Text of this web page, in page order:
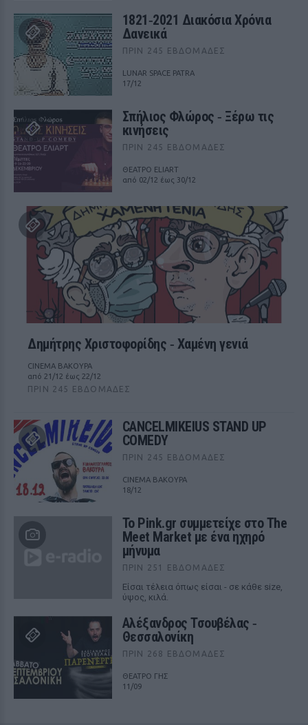
1821‑2021 Διακόσια Χρόνια
Δανεικά
ΠΡΙΝ 245 ΕΒΔΟΜΆΔΕΣ
LUNAR SPACE PATRA
17/12
Σπήλιος Φλώρος ‑ Ξέρω τις
κινήσεις
ΠΡΙΝ 245 ΕΒΔΟΜΆΔΕΣ
ΘΕΑΤΡΟ ELIART
από 02/12 έως 30/12
Δημήτρης Χριστοφορίδης ‑ Χαμένη γενιά
CINEMA ΒΑΚΟΥΡΑ
από 21/12 έως 22/12
ΠΡΙΝ 245 ΕΒΔΟΜΆΔΕΣ
CANCELMIKEIUS STAND UP
COMEDY
ΠΡΙΝ 245 ΕΒΔΟΜΆΔΕΣ
CINEMA ΒΑΚΟΥΡΑ
18/12
Το Pink.gr συμμετείχε στο The
Meet Market με ένα ηχηρό
μήνυμα
ΠΡΙΝ 251 ΕΒΔΟΜΆΔΕΣ
Είσαι τέλεια όπως είσαι - σε κάθε size,
ύψος, κιλά.
Αλέξανδρος Τσουβέλας ‑
Θεσσαλονίκη
ΠΡΙΝ 268 ΕΒΔΟΜΆΔΕΣ
ΘΕΑΤΡΟ ΓΗΣ
11/09